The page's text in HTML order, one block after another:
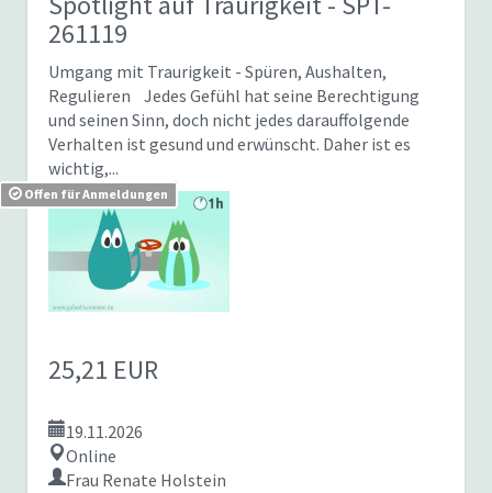
261119
Umgang mit Traurigkeit - Spüren, Aushalten,
Regulieren Jedes Gefühl hat seine Berechtigung
und seinen Sinn, doch nicht jedes darauffolgende
Verhalten ist gesund und erwünscht. Daher ist es
wichtig,...
Offen für Anmeldungen
25,21 EUR
19.11.2026
Online
Frau Renate Holstein